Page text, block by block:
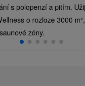
s polopenzí a pitím.
o rozloze 3000
zóny.